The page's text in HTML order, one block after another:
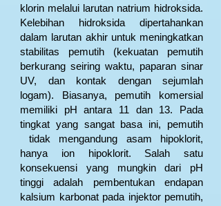
klorin melalui larutan natrium hidroksida.
Kelebihan hidroksida dipertahankan
dalam larutan akhir untuk meningkatkan
stabilitas pemutih (kekuatan pemutih
berkurang seiring waktu, paparan sinar
UV, dan kontak dengan sejumlah
logam). Biasanya, pemutih komersial
memiliki pH antara 11 dan 13. Pada
tingkat yang sangat basa ini, pemutih
tidak mengandung asam hipoklorit,
hanya ion hipoklorit. Salah satu
konsekuensi yang mungkin dari pH
tinggi adalah pembentukan endapan
kalsium karbonat pada injektor pemutih,